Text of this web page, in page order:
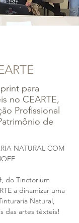
para
no CEARTE,
Profissional
de
NATURAL COM
do Tinctorium
a dinamizar uma
Natural,
das artes têxteis!